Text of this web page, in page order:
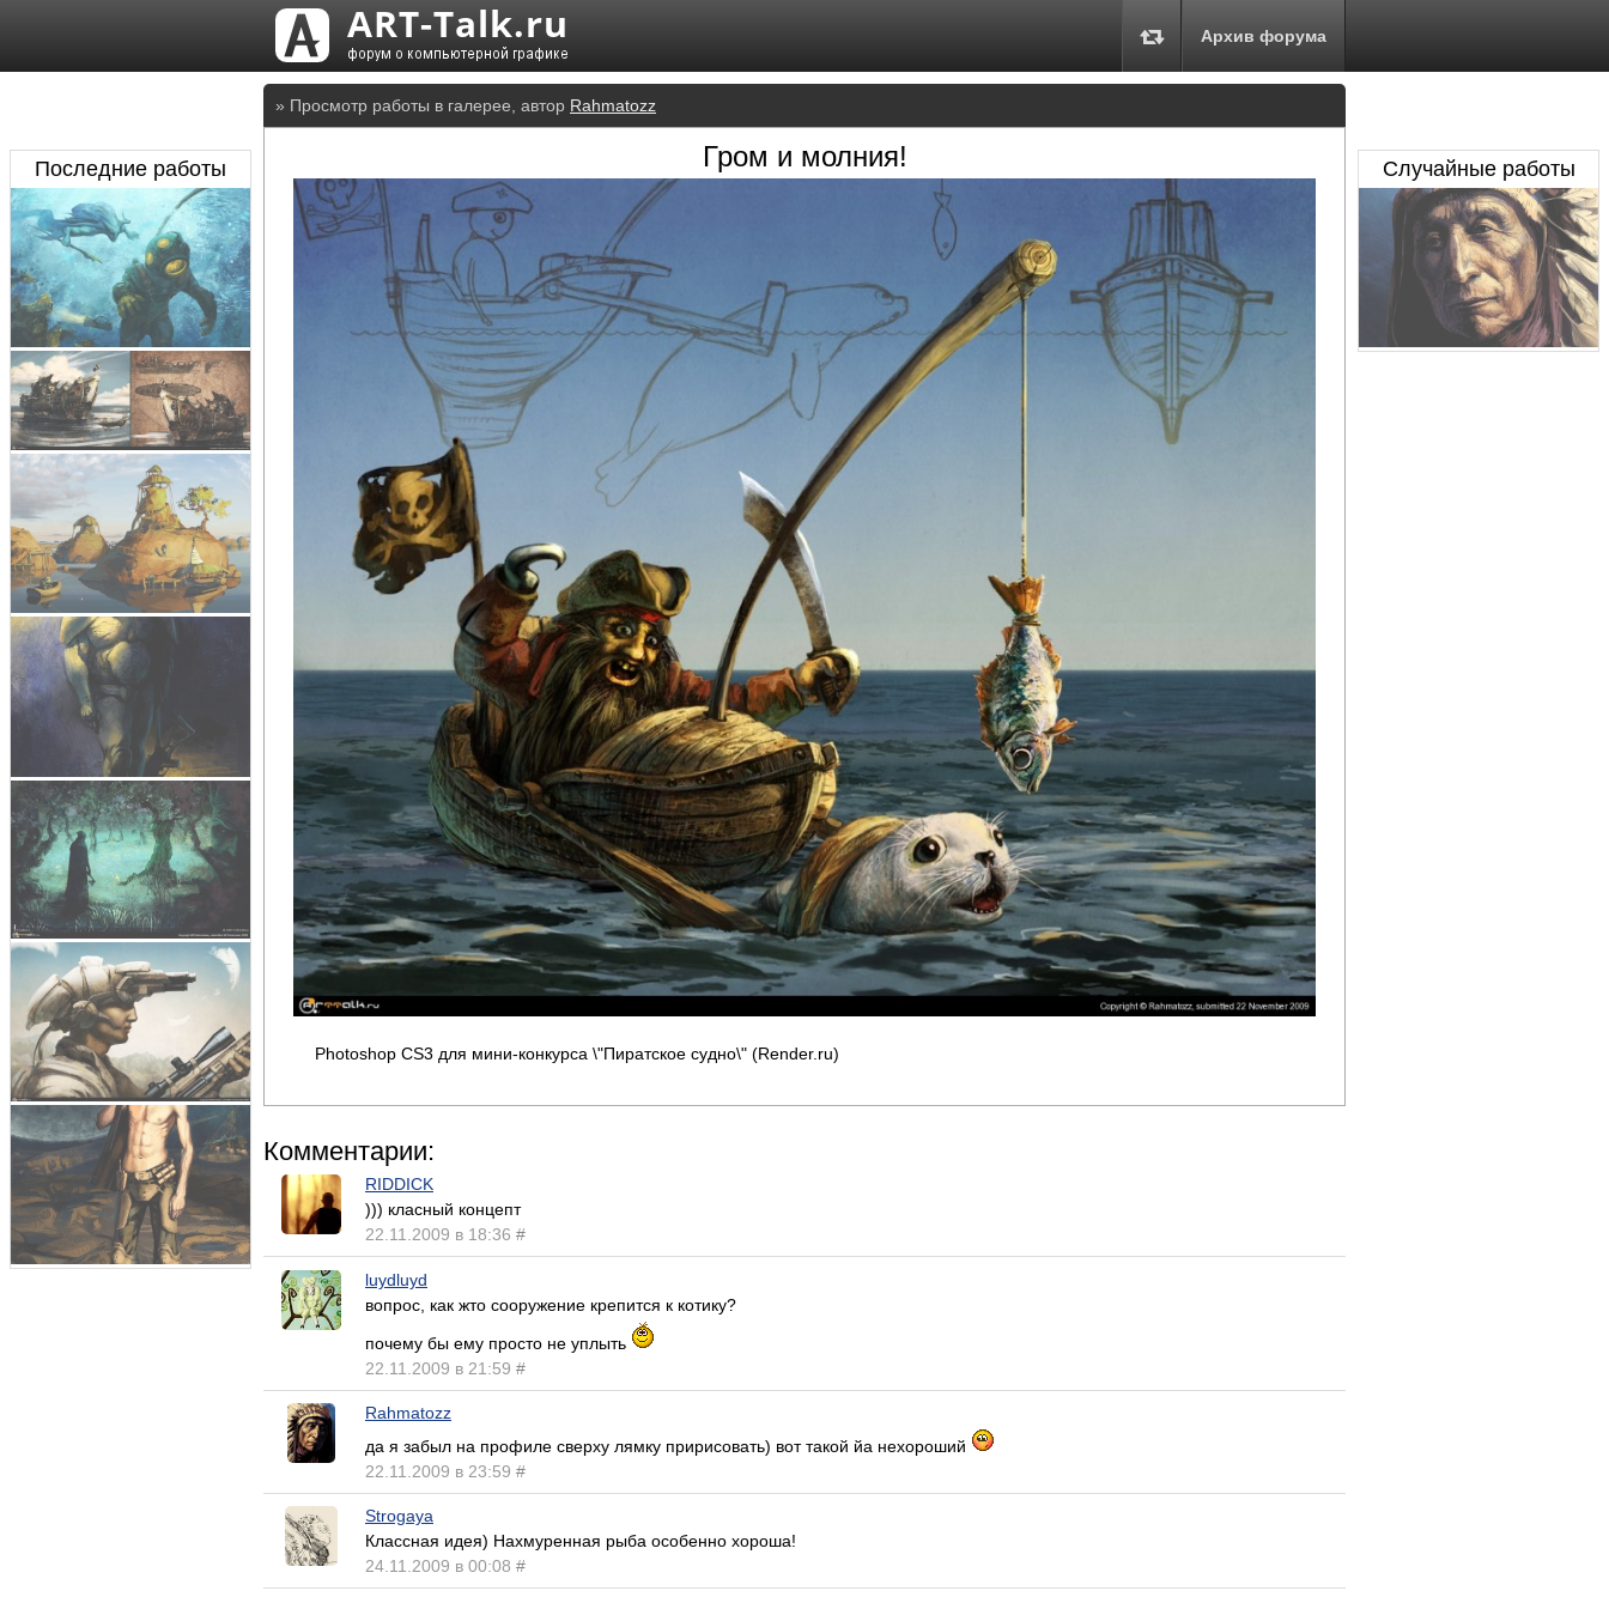
Архив форума
» Просмотр работы в галерее, автор Rahmatozz
Гром и молния!
Photoshop CS3 для мини-конкурса \"Пиратское судно\" (Render.ru)
Комментарии:
RIDDICK
))) класный концепт
22.11.2009 в 18:36 #
luydluyd
вопрос, как жто сооружение крепится к котику?
почему бы ему просто не уплыть
22.11.2009 в 21:59 #
Rahmatozz
да я забыл на профиле сверху лямку пририсовать) вот такой йа нехороший
22.11.2009 в 23:59 #
Strogaya
Классная идея) Нахмуренная рыба особенно хороша!
24.11.2009 в 00:08 #
Последние работы Случайные работы